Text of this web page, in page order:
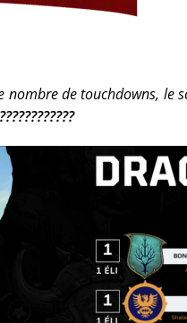
nombre de touchdowns,